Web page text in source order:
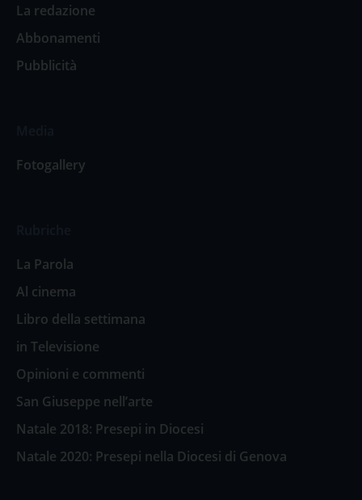
La redazione
Abbonamenti
Pubblicità
Fotogallery
La Parola
Al cinema
Libro della settimana
in Televisione
Opinioni e commenti
San Giuseppe nell’arte
Natale 2018: Presepi in Diocesi
Natale 2020: Presepi nella Diocesi di Genova